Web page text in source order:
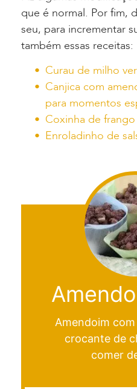
que é normal. Por fim,
seu, para incrementar
também essas receitas:
Curau de milho
Canjica com
para momentos
Coxinha de frango
Enroladinho de
Amendoim
crocante de
comer